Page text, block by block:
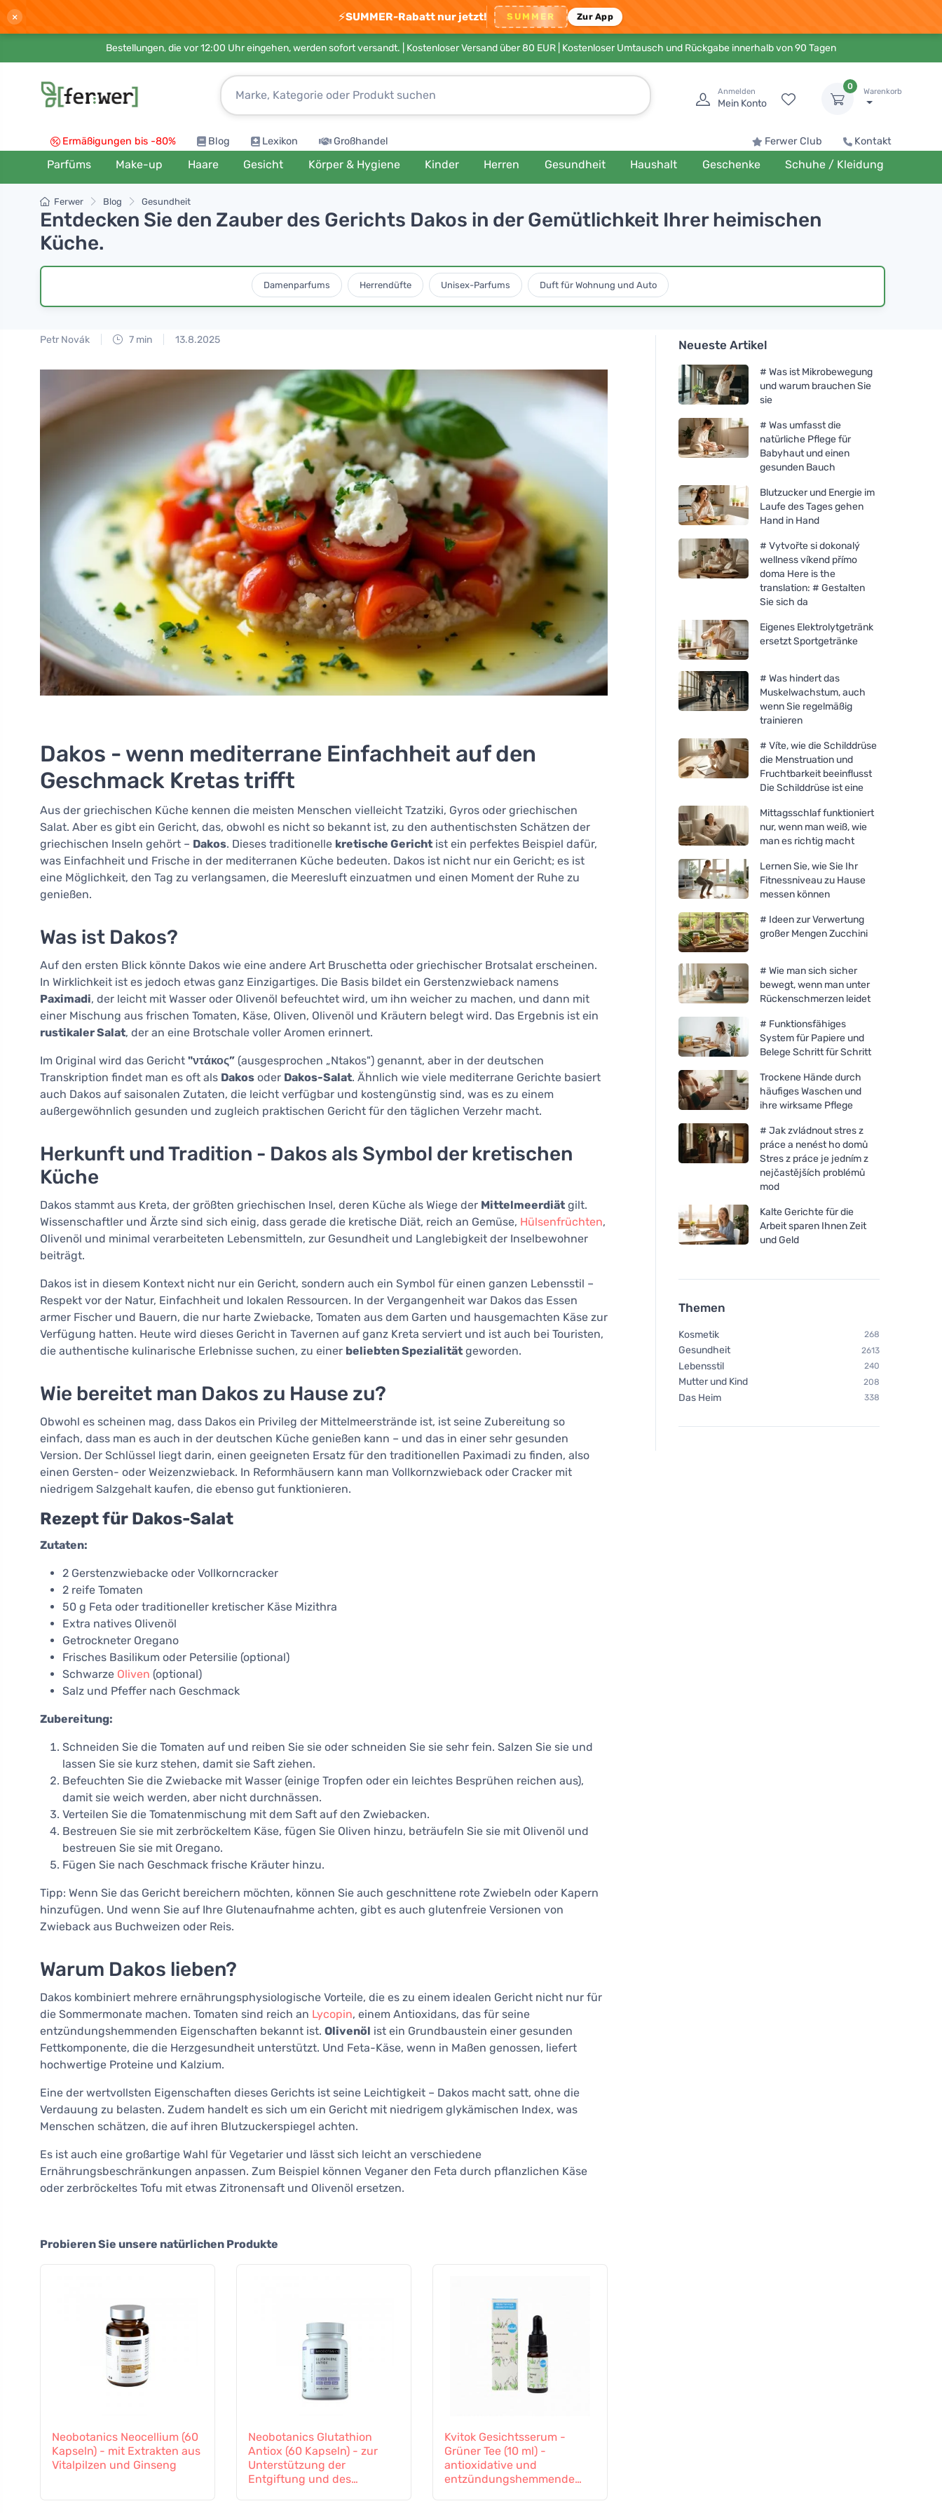
× ⚡SUMMER-Rabatt nur jetzt! SUMMER Zur App
Bestellungen, die vor 12:00 Uhr eingehen, werden sofort versandt. | Kostenloser Versand über 80 EUR | Kostenloser Umtausch und Rückgabe innerhalb von 90 Tagen
Anmelden
Mein Konto
0
Warenkorb
Ermäßigungen bis -80% Blog Lexikon Großhandel Ferwer Club Kontakt
Parfüms Make-up Haare Gesicht Körper & Hygiene Kinder Herren Gesundheit Haushalt Geschenke Schuhe / Kleidung
Ferwer Blog Gesundheit
Entdecken Sie den Zauber des Gerichts Dakos in der Gemütlichkeit Ihrer heimischen
Küche.
Damenparfums Herrendüfte Unisex-Parfums Duft für Wohnung und Auto
Petr Novák 7 min 13.8.2025
Dakos - wenn mediterrane Einfachheit auf den
Geschmack Kretas trifft
Aus der griechischen Küche kennen die meisten Menschen vielleicht Tzatziki, Gyros oder griechischen
Salat. Aber es gibt ein Gericht, das, obwohl es nicht so bekannt ist, zu den authentischsten Schätzen der
griechischen Inseln gehört – Dakos. Dieses traditionelle kretische Gericht ist ein perfektes Beispiel dafür,
was Einfachheit und Frische in der mediterranen Küche bedeuten. Dakos ist nicht nur ein Gericht; es ist
eine Möglichkeit, den Tag zu verlangsamen, die Meeresluft einzuatmen und einen Moment der Ruhe zu
genießen.
Was ist Dakos?
Auf den ersten Blick könnte Dakos wie eine andere Art Bruschetta oder griechischer Brotsalat erscheinen.
In Wirklichkeit ist es jedoch etwas ganz Einzigartiges. Die Basis bildet ein Gerstenzwieback namens
Paximadi, der leicht mit Wasser oder Olivenöl befeuchtet wird, um ihn weicher zu machen, und dann mit
einer Mischung aus frischen Tomaten, Käse, Oliven, Olivenöl und Kräutern belegt wird. Das Ergebnis ist ein
rustikaler Salat, der an eine Brotschale voller Aromen erinnert.
Im Original wird das Gericht "ντάκος” (ausgesprochen „Ntakos") genannt, aber in der deutschen
Transkription findet man es oft als Dakos oder Dakos-Salat. Ähnlich wie viele mediterrane Gerichte basiert
auch Dakos auf saisonalen Zutaten, die leicht verfügbar und kostengünstig sind, was es zu einem
außergewöhnlich gesunden und zugleich praktischen Gericht für den täglichen Verzehr macht.
Herkunft und Tradition - Dakos als Symbol der kretischen
Küche
Dakos stammt aus Kreta, der größten griechischen Insel, deren Küche als Wiege der Mittelmeerdiät gilt.
Wissenschaftler und Ärzte sind sich einig, dass gerade die kretische Diät, reich an Gemüse, Hülsenfrüchten,
Olivenöl und minimal verarbeiteten Lebensmitteln, zur Gesundheit und Langlebigkeit der Inselbewohner
beiträgt.
Dakos ist in diesem Kontext nicht nur ein Gericht, sondern auch ein Symbol für einen ganzen Lebensstil –
Respekt vor der Natur, Einfachheit und lokalen Ressourcen. In der Vergangenheit war Dakos das Essen
armer Fischer und Bauern, die nur harte Zwiebacke, Tomaten aus dem Garten und hausgemachten Käse zur
Verfügung hatten. Heute wird dieses Gericht in Tavernen auf ganz Kreta serviert und ist auch bei Touristen,
die authentische kulinarische Erlebnisse suchen, zu einer beliebten Spezialität geworden.
Wie bereitet man Dakos zu Hause zu?
Obwohl es scheinen mag, dass Dakos ein Privileg der Mittelmeerstrände ist, ist seine Zubereitung so
einfach, dass man es auch in der deutschen Küche genießen kann – und das in einer sehr gesunden
Version. Der Schlüssel liegt darin, einen geeigneten Ersatz für den traditionellen Paximadi zu finden, also
einen Gersten- oder Weizenzwieback. In Reformhäusern kann man Vollkornzwieback oder Cracker mit
niedrigem Salzgehalt kaufen, die ebenso gut funktionieren.
Rezept für Dakos-Salat
Zutaten:
2 Gerstenzwiebacke oder Vollkorncracker
2 reife Tomaten
50 g Feta oder traditioneller kretischer Käse Mizithra
Extra natives Olivenöl
Getrockneter Oregano
Frisches Basilikum oder Petersilie (optional)
Schwarze Oliven (optional)
Salz und Pfeffer nach Geschmack
Zubereitung:
Schneiden Sie die Tomaten auf und reiben Sie sie oder schneiden Sie sie sehr fein. Salzen Sie sie und
lassen Sie sie kurz stehen, damit sie Saft ziehen.
Befeuchten Sie die Zwiebacke mit Wasser (einige Tropfen oder ein leichtes Besprühen reichen aus),
damit sie weich werden, aber nicht durchnässen.
Verteilen Sie die Tomatenmischung mit dem Saft auf den Zwiebacken.
Bestreuen Sie sie mit zerbröckeltem Käse, fügen Sie Oliven hinzu, beträufeln Sie sie mit Olivenöl und
bestreuen Sie sie mit Oregano.
Fügen Sie nach Geschmack frische Kräuter hinzu.
Tipp: Wenn Sie das Gericht bereichern möchten, können Sie auch geschnittene rote Zwiebeln oder Kapern
hinzufügen. Und wenn Sie auf Ihre Glutenaufnahme achten, gibt es auch glutenfreie Versionen von
Zwieback aus Buchweizen oder Reis.
Warum Dakos lieben?
Dakos kombiniert mehrere ernährungsphysiologische Vorteile, die es zu einem idealen Gericht nicht nur für
die Sommermonate machen. Tomaten sind reich an Lycopin, einem Antioxidans, das für seine
entzündungshemmenden Eigenschaften bekannt ist. Olivenöl ist ein Grundbaustein einer gesunden
Fettkomponente, die die Herzgesundheit unterstützt. Und Feta-Käse, wenn in Maßen genossen, liefert
hochwertige Proteine und Kalzium.
Eine der wertvollsten Eigenschaften dieses Gerichts ist seine Leichtigkeit – Dakos macht satt, ohne die
Verdauung zu belasten. Zudem handelt es sich um ein Gericht mit niedrigem glykämischen Index, was
Menschen schätzen, die auf ihren Blutzuckerspiegel achten.
Es ist auch eine großartige Wahl für Vegetarier und lässt sich leicht an verschiedene
Ernährungsbeschränkungen anpassen. Zum Beispiel können Veganer den Feta durch pflanzlichen Käse
oder zerbröckeltes Tofu mit etwas Zitronensaft und Olivenöl ersetzen.
Probieren Sie unsere natürlichen Produkte
Neobotanics Neocellium (60
Kapseln) - mit Extrakten aus
Vitalpilzen und Ginseng
Neobotanics Glutathion
Antiox (60 Kapseln) - zur
Unterstützung der
Entgiftung und des
Kvitok Gesichtsserum -
Grüner Tee (10 ml) -
antioxidative und
entzündungshemmende
Neueste Artikel
# Was ist Mikrobewegung
und warum brauchen Sie
sie
# Was umfasst die
natürliche Pflege für
Babyhaut und einen
gesunden Bauch
Blutzucker und Energie im
Laufe des Tages gehen
Hand in Hand
# Vytvořte si dokonalý
wellness víkend přímo
doma Here is the
translation: # Gestalten
Sie sich da
Eigenes Elektrolytgetränk
ersetzt Sportgetränke
# Was hindert das
Muskelwachstum, auch
wenn Sie regelmäßig
trainieren
# Víte, wie die Schilddrüse
die Menstruation und
Fruchtbarkeit beeinflusst
Die Schilddrüse ist eine
Mittagsschlaf funktioniert
nur, wenn man weiß, wie
man es richtig macht
Lernen Sie, wie Sie Ihr
Fitnessniveau zu Hause
messen können
# Ideen zur Verwertung
großer Mengen Zucchini
# Wie man sich sicher
bewegt, wenn man unter
Rückenschmerzen leidet
# Funktionsfähiges
System für Papiere und
Belege Schritt für Schritt
Trockene Hände durch
häufiges Waschen und
ihre wirksame Pflege
# Jak zvládnout stres z
práce a nenést ho domů
Stres z práce je jedním z
nejčastějších problémů
mod
Kalte Gerichte für die
Arbeit sparen Ihnen Zeit
und Geld
Themen
Kosmetik 268
Gesundheit 2613
Lebensstil 240
Mutter und Kind 208
Das Heim 338